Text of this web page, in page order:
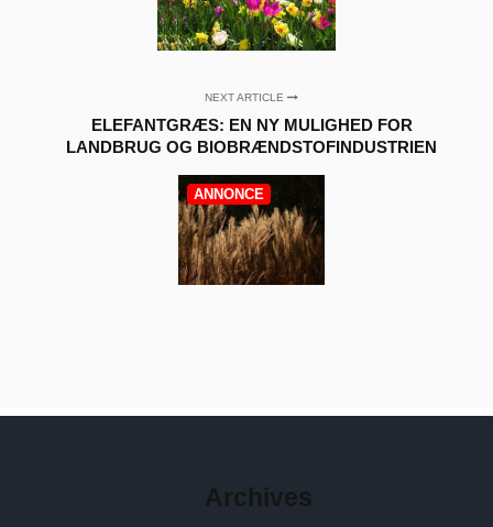
NEXT ARTICLE
ELEFANTGRÆS: EN NY MULIGHED FOR
LANDBRUG OG BIOBRÆNDSTOFINDUSTRIEN
ANNONCE
Archives